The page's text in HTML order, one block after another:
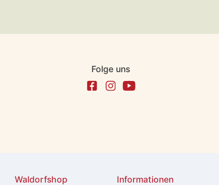
Folge uns
Waldorfshop Informationen